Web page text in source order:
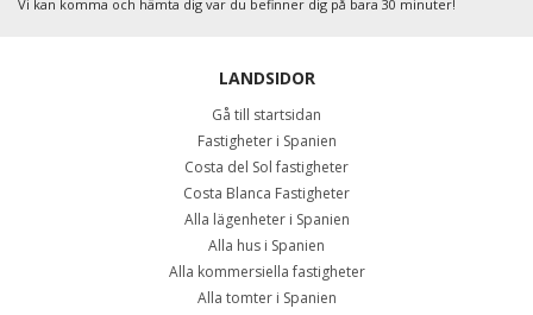
vill kombinera boende och arbete.
nästa nivå genom sitt breda utbud av kommersiella fastigheter.
Oavsett om du vill öppna en liten butik eller etablera ett stort
affärscenter finns det fastigheter som passar alla behov och
verksamhetsstorlekar. I denna dynamiska affärsmiljö kan rätt
läge och rätt fastighet göra dig till en stark aktör både på den
lokala marknaden och internationellt. Om du funderar på att
investera i Alicante är detta den perfekta tiden att dra nytta av
stadens dynamiska marknad för kommersiella fastigheter och
säkra en plats som stödjer din långsiktiga framgång.
Vi kan komma och hämta dig var du befinner dig på bara 30 minuter!
LANDSIDOR
Gå till startsidan
Fastigheter i Spanien
Costa del Sol fastigheter
Costa Blanca Fastigheter
Alla lägenheter i Spanien
Alla hus i Spanien
Alla kommersiella fastigheter
Alla tomter i Spanien